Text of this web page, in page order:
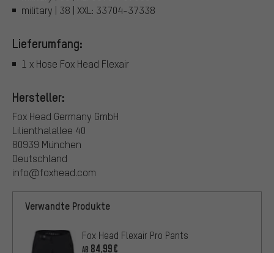
military | 38 | XXL: 33704-37338
Lieferumfang:
1 x Hose Fox Head Flexair
Hersteller:
Fox Head Germany GmbH
Lilienthalallee 40
80939 München
Deutschland
info@foxhead.com
Verwandte Produkte
Fox Head Flexair Pro Pants
AB 84,99€